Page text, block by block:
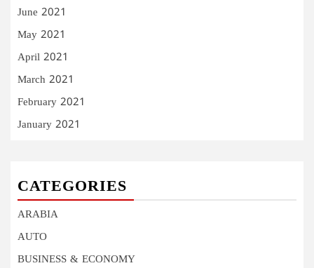
June 2021
May 2021
April 2021
March 2021
February 2021
January 2021
CATEGORIES
ARABIA
AUTO
BUSINESS & ECONOMY